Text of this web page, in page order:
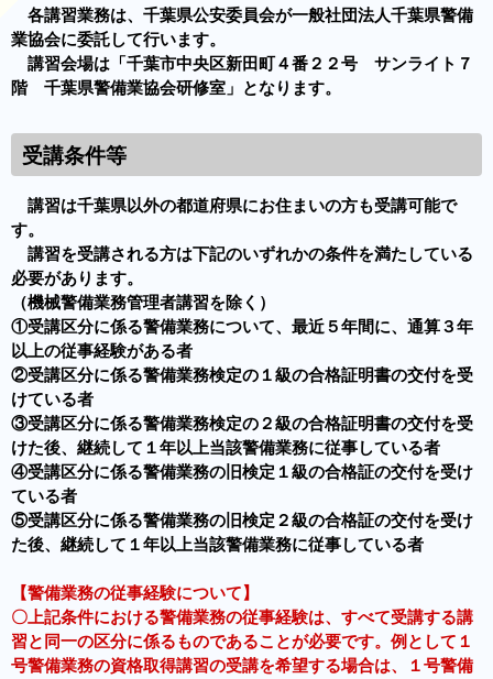
各講習業務は、千葉県公安委員会が一般社団法人千葉県警備
業協会に委託して行います。
講習会場は「千葉市中央区新田町４番２２号 サンライト７
階 千葉県警備業協会研修室」となります。
受講条件等
講習は千葉県以外の都道府県にお住まいの方も受講可能で
す。
講習を受講される方は下記のいずれかの条件を満たしている
必要があります。
（機械警備業務管理者講習を除く）
①受講区分に係る警備業務について、最近５年間に、通算３年
以上の従事経験がある者
②受講区分に係る警備業務検定の１級の合格証明書の交付を受
けている者
③受講区分に係る警備業務検定の２級の合格証明書の交付を受
けた後、継続して１年以上当該警備業務に従事している者
④受講区分に係る警備業務の旧検定１級の合格証の交付を受け
ている者
⑤受講区分に係る警備業務の旧検定２級の合格証の交付を受け
た後、継続して１年以上当該警備業務に従事している者
【警備業務の従事経験について】
〇上記条件における警備業務の従事経験は、すべて受講する講
習と同一の区分に係るものであることが必要です。例として１
号警備業務の資格取得講習の受講を希望する場合は、１号警備